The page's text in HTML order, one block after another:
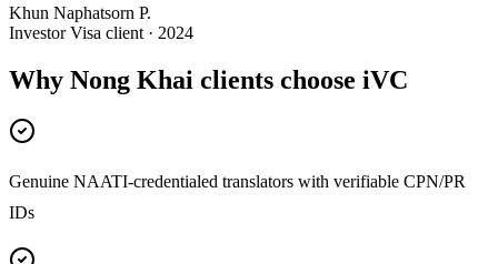
Khun Naphatsorn P.
Investor Visa client · 2024
Why Nong Khai clients choose iVC
Genuine NAATI-credentialed translators with verifiable CPN/PR
IDs